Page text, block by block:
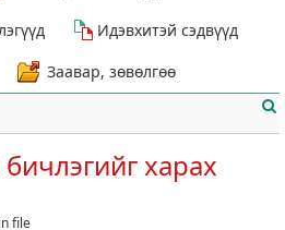
Идэвхитэй сэдвүүд
Заавар, зөвөлгөө
харах
file